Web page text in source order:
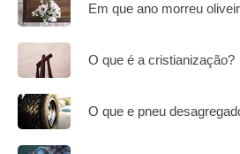
Em que ano morreu
O que é a cristianização?
O que e pneu